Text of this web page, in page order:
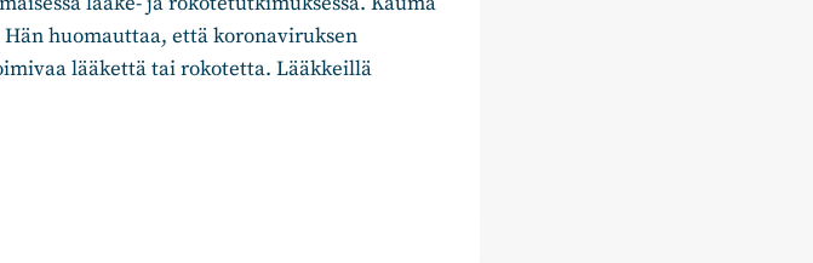
huomauttaa, että koronaviruksen
lääkettä tai rokotetta. Lääkkeillä